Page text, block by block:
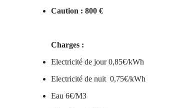
Caution : 800 €
Charges :
Electricité de jour 0,85€/kWh
Electricité de nuit 0,75€/kWh
Eau 6€/M3